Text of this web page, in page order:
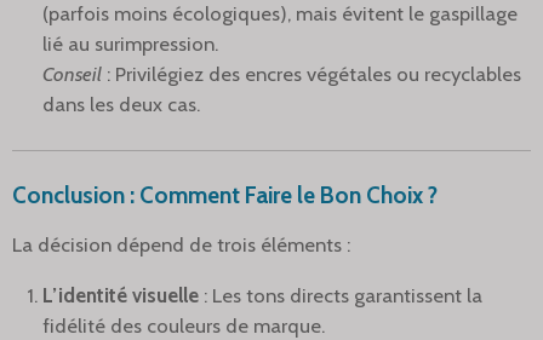
(parfois moins écologiques), mais évitent le gaspillage
lié au surimpression.
Conseil : Privilégiez des encres végétales ou recyclables
dans les deux cas.
Conclusion : Comment Faire le Bon Choix ?
La décision dépend de trois éléments :
L’identité visuelle : Les tons directs garantissent la
fidélité des couleurs de marque.